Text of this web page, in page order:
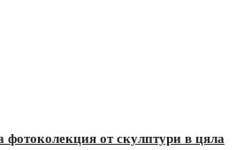
фотоколекция от скулптури в цяла